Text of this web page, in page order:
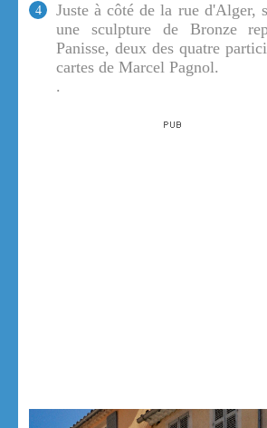
4
Juste à côté de la rue d'Alger,
une sculpture de Bronze
Panisse, deux des quatre
cartes de Marcel Pagnol.
.